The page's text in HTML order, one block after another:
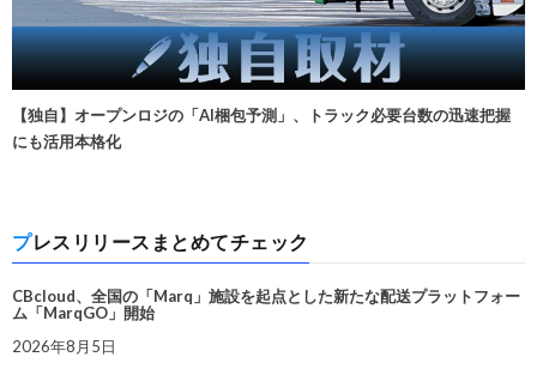
【独自】オープンロジの「AI梱包予測」、トラック必要台数の迅速把握
にも活用本格化
プレスリリースまとめてチェック
CBcloud、全国の「Marq」施設を起点とした新たな配送プラットフォー
ム「MarqGO」開始
2026年8月5日